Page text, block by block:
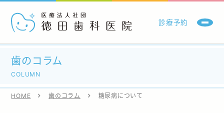
診療予約
診療・治療内容
歯のコラム
COLUMN
HOME 歯のコラム 糖尿病について